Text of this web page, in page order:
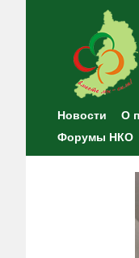
Новости О
Форумы НКО